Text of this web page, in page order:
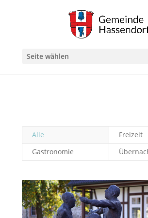
Seite wählen
Alle
Freizeit
Gastronomie